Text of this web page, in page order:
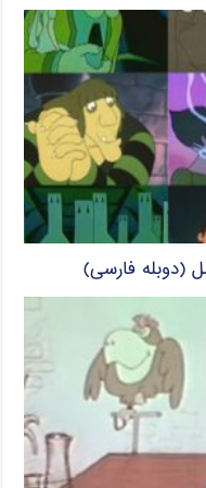
(دوبله فارسی)